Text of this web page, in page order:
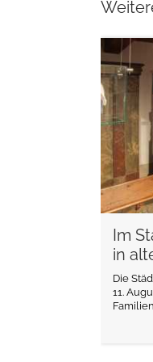
Im
in
Die
11.